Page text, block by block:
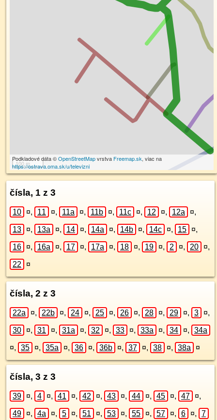
100 m
Podkladové dáta ©OpenStreetMapvrstva Freemap.sk, viac na
https://ostrava.oma.sk/u/televizni
čísla, 1 z 3
10 ¤, 11 ¤, 11a ¤, 11b ¤, 11c ¤, 12 ¤, 12a ¤,
13 ¤, 13a ¤, 14 ¤, 14a ¤, 14b ¤, 14c ¤, 15 ¤,
16 ¤, 16a ¤, 17 ¤, 17a ¤, 18 ¤, 19 ¤, 2 ¤, 20 ¤,
22 ¤
čísla, 2 z 3
22a ¤, 22b ¤, 24 ¤, 25 ¤, 26 ¤, 28 ¤, 29 ¤, 3 ¤,
30 ¤, 31 ¤, 31a ¤, 32 ¤, 33 ¤, 33a ¤, 34 ¤, 34a
¤, 35 ¤, 35a ¤, 36 ¤, 36b ¤, 37 ¤, 38 ¤, 38a ¤
čísla, 3 z 3
39 ¤, 4 ¤, 41 ¤, 42 ¤, 43 ¤, 44 ¤, 45 ¤, 47 ¤,
49 ¤, 4a ¤, 5 ¤, 51 ¤, 53 ¤, 55 ¤, 57 ¤, 6 ¤, 7